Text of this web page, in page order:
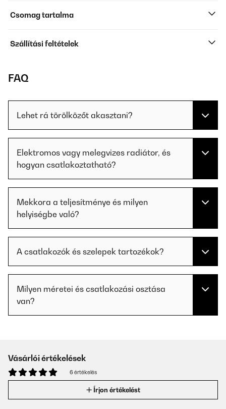
Csomag tartalma
Szállítási feltételek
FAQ
Lehet rá törölközőt akasztani?
Elektromos vagy melegvizes radiátor, és
hogyan csatlakoztatható?
Mekkora a teljesítménye és milyen
helyiségbe való?
A csatlakozók és szelepek tartozékok?
Milyen méretei és csatlakozási osztása
van?
Vásárlói értékelések
6 értékelés
Írjon értékelést